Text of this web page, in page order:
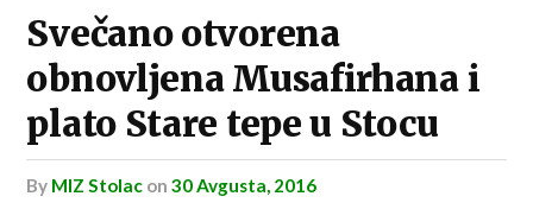
Svečano otvorena
obnovljena Musafirhana i
plato Stare tepe u Stocu
by MIZ Stolac on30 Avgusta, 2016